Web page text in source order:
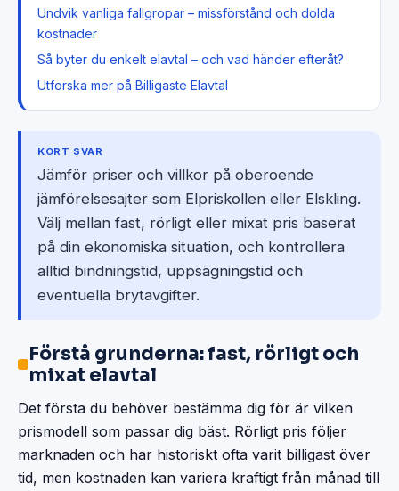
Undvik vanliga fallgropar – missförstånd och dolda
kostnader
Så byter du enkelt elavtal – och vad händer efteråt?
Utforska mer på Billigaste Elavtal
KORT SVAR
Jämför priser och villkor på oberoende
jämförelsesajter som Elpriskollen eller Elskling.
Välj mellan fast, rörligt eller mixat pris baserat
på din ekonomiska situation, och kontrollera
alltid bindningstid, uppsägningstid och
eventuella brytavgifter.
Förstå grunderna: fast, rörligt och
mixat elavtal
Det första du behöver bestämma dig för är vilken
prismodell som passar dig bäst. Rörligt pris följer
marknaden och har historiskt ofta varit billigast över
tid, men kostnaden kan variera kraftigt från månad till